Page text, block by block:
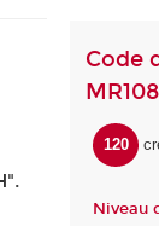
Code
120
Niveau